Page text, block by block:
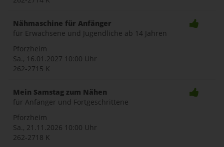
Nähmaschine für Anfänger
für Erwachsene und Jugendliche ab 14 Jahren
Pforzheim
Sa., 16.01.2027 10:00 Uhr
262-2715 K
Mein Samstag zum Nähen
für Anfänger und Fortgeschrittene
Pforzheim
Sa., 21.11.2026 10:00 Uhr
262-2718 K